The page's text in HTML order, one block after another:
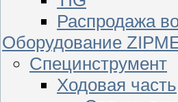
Распродажа
Оборудование
Специнструмент
Ходовая часть